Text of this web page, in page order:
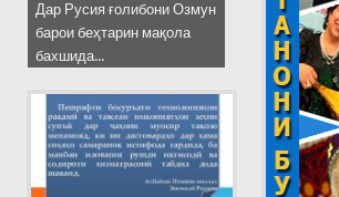
Дар Русия ғолибони Озмун
барои беҳтарин мақола
бахшида...